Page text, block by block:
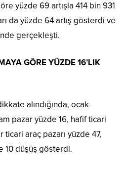
yüzde 69 artışla 414 bin 931
da yüzde 64 artış gösterdi ve
gerçekleşti.
GÖRE YÜZDE 16’LIK
alındığında, ocak-
pazar yüzde 16, hafif ticari
ticari araç pazarı yüzde 47,
10 düşüş gösterdi.